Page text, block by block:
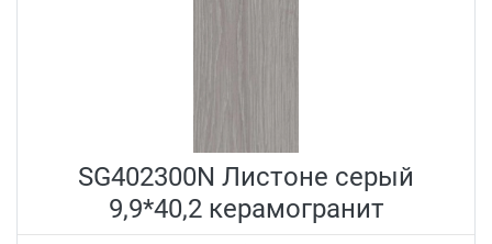
SG402300N Листоне серый
9,9*40,2 керамогранит